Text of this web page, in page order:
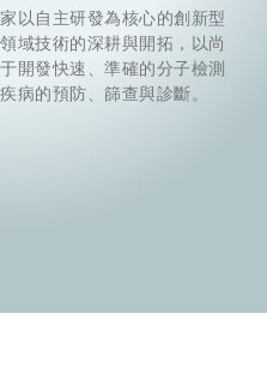
以自主研發為核心的創新型
域技術的深耕與開拓，以尚
開發快速、準確的分子檢測
病的預防、篩查與診斷。